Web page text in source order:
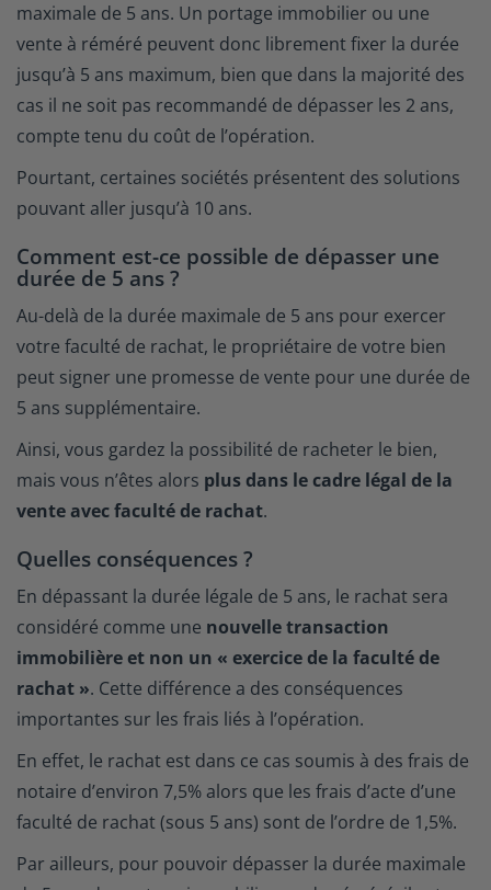
maximale de 5 ans. Un portage immobilier ou une
vente à réméré peuvent donc librement fixer la durée
jusqu’à 5 ans maximum, bien que dans la majorité des
cas il ne soit pas recommandé de dépasser les 2 ans,
compte tenu du coût de l’opération.
Pourtant, certaines sociétés présentent des solutions
pouvant aller jusqu’à 10 ans.
Comment est-ce possible de dépasser une
durée de 5 ans ?
Au-delà de la durée maximale de 5 ans pour exercer
votre faculté de rachat, le propriétaire de votre bien
peut signer une promesse de vente pour une durée de
5 ans supplémentaire.
Ainsi, vous gardez la possibilité de racheter le bien,
mais vous n’êtes alors plus dans le cadre légal de la
vente avec faculté de rachat.
Quelles conséquences ?
En dépassant la durée légale de 5 ans, le rachat sera
considéré comme une nouvelle transaction
immobilière et non un « exercice de la faculté de
rachat ». Cette différence a des conséquences
importantes sur les frais liés à l’opération.
En effet, le rachat est dans ce cas soumis à des frais de
notaire d’environ 7,5% alors que les frais d’acte d’une
faculté de rachat (sous 5 ans) sont de l’ordre de 1,5%.
Par ailleurs, pour pouvoir dépasser la durée maximale